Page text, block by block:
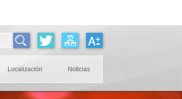
Localización Noticias